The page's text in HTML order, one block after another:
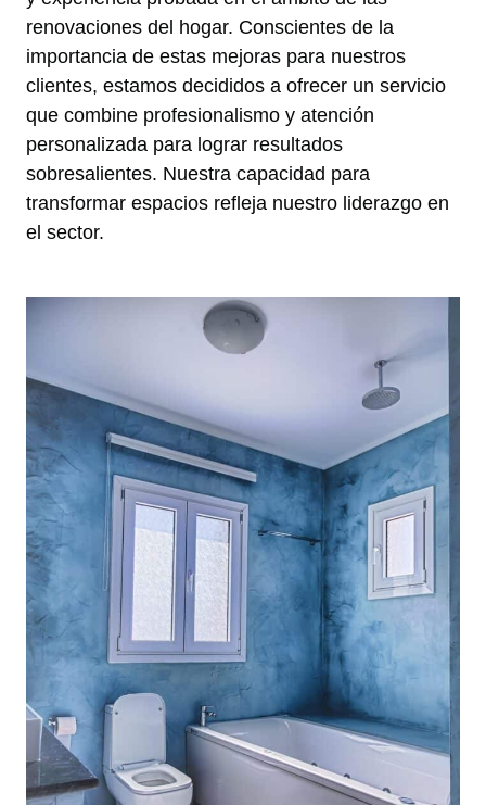
renovaciones del hogar. Conscientes de la
importancia de estas mejoras para nuestros
clientes, estamos decididos a ofrecer un servicio
que combine profesionalismo y atención
personalizada para lograr resultados
sobresalientes. Nuestra capacidad para
transformar espacios refleja nuestro liderazgo en
el sector.